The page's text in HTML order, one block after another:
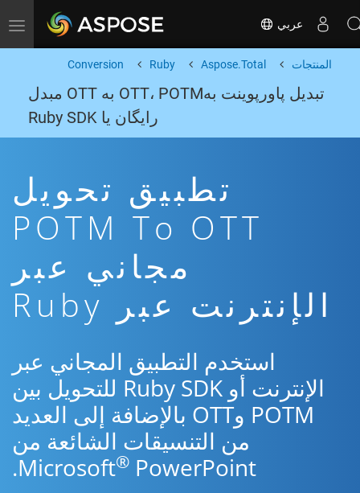
Toggle navigation عربي
المنتجات Aspose.Total
Ruby
Conversion
تبدیل پاورپوینت بهOTT، POTM به OTT مبدل
رایگان یا Ruby SDK
تطبيق تحويل
POTM To OTT
مجاني عبر
الإنترنت عبر Ruby
استخدم التطبيق المجاني عبر
الإنترنت أو Ruby SDK للتحويل بين
POTM وOTT بالإضافة إلى العديد
من التنسيقات الشائعة من
Microsoft® PowerPoint.